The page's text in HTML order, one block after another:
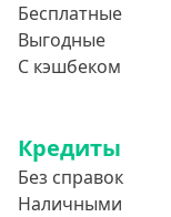
Бесплатные
Выгодные
С кэшбеком
Кредиты
Без справок
Наличными